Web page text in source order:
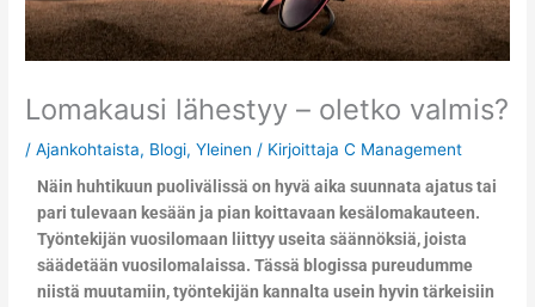
Lomakausi lähestyy – oletko valmis?
/Ajankohtaista, Blogi,Yleinen / KirjoittajaC Management
Näin huhtikuun puolivälissä on hyvä aika suunnata ajatus tai
pari tulevaan kesään ja pian koittavaan kesälomakauteen.
Työntekijän vuosilomaan liittyy useita säännöksiä, joista
säädetään vuosilomalaissa. Tässä blogissa pureudumme
niistä muutamiin, työntekijän kannalta usein hyvin tärkeisiin